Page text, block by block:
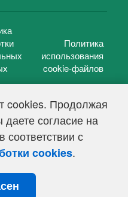
cookies. Продолжая
даете согласие на
соответствии с
cookies.
Политика
использования
cookie-файлов
г.
Эл № ФС 77-39848, выдано
сфере связи,
коммуникаций